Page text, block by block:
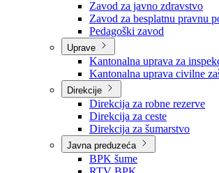
Zavodi
Zavod zdravstvenog
Zavod za javno zdravstvo
Zavod za besplatnu pravnu
Pedagoški zavod
Uprave
Kantonalna uprava za
Kantonalna uprava civilne
Direkcije
Direkcija za robne rezerve
Direkcija za ceste
Direkcija za šumarstvo